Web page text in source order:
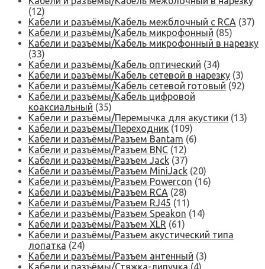
(12)
Кабели и разъёмы/Кабель межблочный с RCA (37)
Кабели и разъёмы/Кабель микрофонный (85)
Кабели и разъёмы/Кабель микрофонный в нарезку
(33)
Кабели и разъёмы/Кабель оптический (34)
Кабели и разъёмы/Кабель сетевой в нарезку (3)
Кабели и разъёмы/Кабель сетевой готовый (92)
Кабели и разъёмы/Кабель цифровой
коаксиальный (35)
Кабели и разъёмы/Перемычка для акустики (13)
Кабели и разъёмы/Переходник (109)
Кабели и разъёмы/Разъем Bantam (6)
Кабели и разъёмы/Разъем BNC (12)
Кабели и разъёмы/Разъем Jack (37)
Кабели и разъёмы/Разъем MiniJack (20)
Кабели и разъёмы/Разъем Powercon (16)
Кабели и разъёмы/Разъем RCA (28)
Кабели и разъёмы/Разъем RJ45 (11)
Кабели и разъёмы/Разъем Speakon (14)
Кабели и разъёмы/Разъем XLR (61)
Кабели и разъёмы/Разъем акустический типа
лопатка (24)
Кабели и разъёмы/Разъем антенный (3)